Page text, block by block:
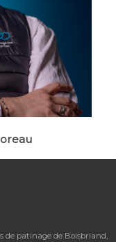
de patinage de Boisbriand,